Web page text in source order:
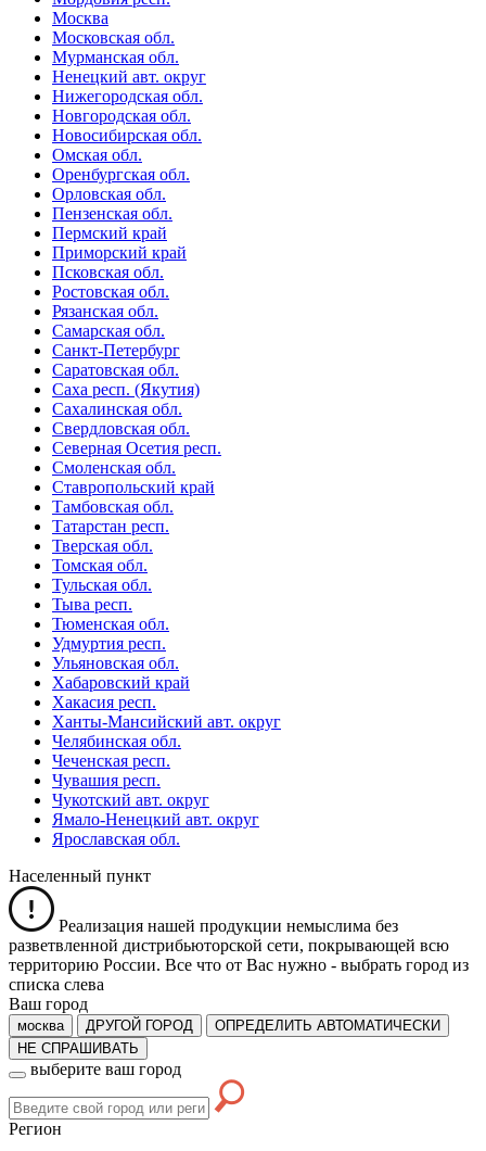
Москва
Московская обл.
Мурманская обл.
Ненецкий авт. округ
Нижегородская обл.
Новгородская обл.
Новосибирская обл.
Омская обл.
Оренбургская обл.
Орловская обл.
Пензенская обл.
Пермский край
Приморский край
Псковская обл.
Ростовская обл.
Рязанская обл.
Самарская обл.
Санкт-Петербург
Саратовская обл.
Саха респ. (Якутия)
Сахалинская обл.
Свердловская обл.
Северная Осетия респ.
Смоленская обл.
Ставропольский край
Тамбовская обл.
Татарстан респ.
Тверская обл.
Томская обл.
Тульская обл.
Тыва респ.
Тюменская обл.
Удмуртия респ.
Ульяновская обл.
Хабаровский край
Хакасия респ.
Ханты-Мансийский авт. округ
Челябинская обл.
Чеченская респ.
Чувашия респ.
Чукотский авт. округ
Ямало-Ненецкий авт. округ
Ярославская обл.
Населенный пункт
Реализация нашей продукции немыслима без
разветвленной дистрибьюторской сети, покрывающей всю
территорию России. Все что от Вас нужно - выбрать город из
списка слева
Ваш город
москва ДРУГОЙ ГОРОД
ОПРЕДЕЛИТЬ АВТОМАТИЧЕСКИ
НЕ СПРАШИВАТЬ
выберите ваш город
Регион